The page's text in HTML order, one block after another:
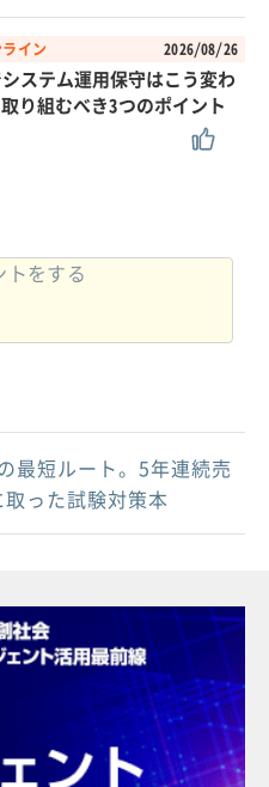
イン 2026/08/26
ステム運用保守はこう変わ
り組むべき3つのポイント
最短ルート。5年連続売
った試験対策本